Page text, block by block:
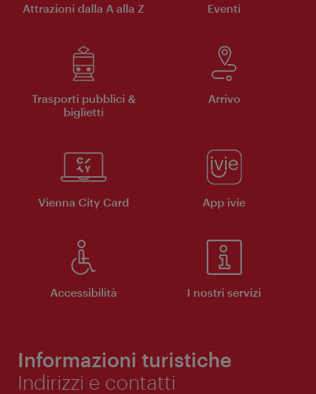
Attrazioni dalla A alla Z Eventi
Trasporti pubblici &
biglietti
Arrivo
Vienna City Card App ivie
Accessibilità I nostri servizi
Informazioni turistiche
Indirizzi e contatti